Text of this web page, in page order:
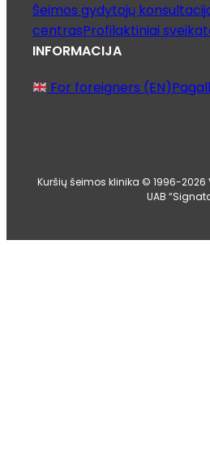
Šeimos gydytojų
centrasProfilaktiniai
INFORMACIJA
For foreigners (EN)
Kuršių šeimos klinika © 1996-
UAB